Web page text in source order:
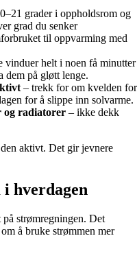
grader i oppholdsrom og
grad du senker
til oppvarming med
vinduer helt i noen få minutter
dem på gløtt lenge.
– trekk for om kvelden for
for å slippe inn solvarme.
og radiatorer – ikke dekk
aktivt. Det gir jevnere
hverdagen
strømregningen. Det
å bruke strømmen mer